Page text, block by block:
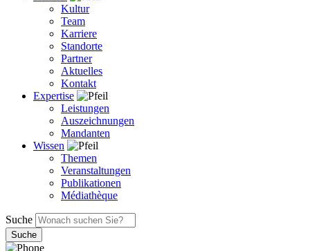
Kultur
Team
Karriere
Standorte
Partner
Aktuelles
Kontakt
Expertise
Leistungen
Auszeichnungen
Mandanten
Wissen
Themen
Veranstaltungen
Publikationen
Médiathèque
Suche